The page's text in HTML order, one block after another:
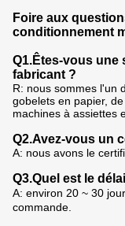
Foire aux
conditionnement
Q1.Êtes-vous une
fabricant ?
R: nous sommes l'un
gobelets en papier,
machines à assiettes
Q2.Avez-vous un
A: nous avons le
Q3.Quel est le
A: environ 20 ~ 30
commande.